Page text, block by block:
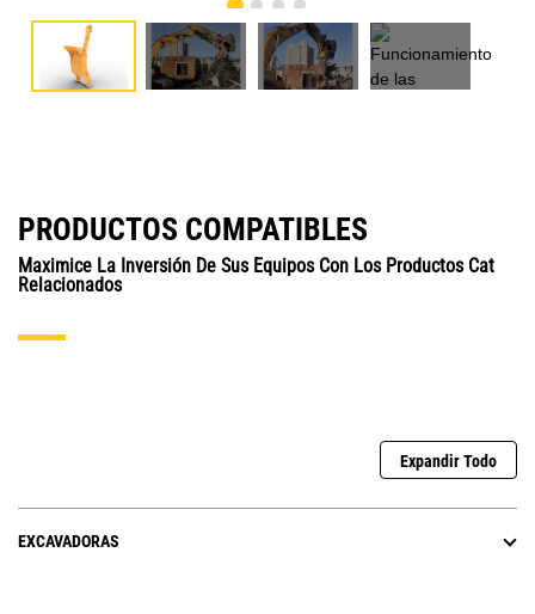
PRODUCTOS COMPATIBLES
Maximice La Inversión De Sus Equipos Con Los Productos Cat
Relacionados
Expandir Todo
EXCAVADORAS